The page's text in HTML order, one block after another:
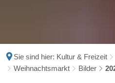
Sie sind hier: Kultur & Freizeit
Weihnachtsmarkt
Bilder